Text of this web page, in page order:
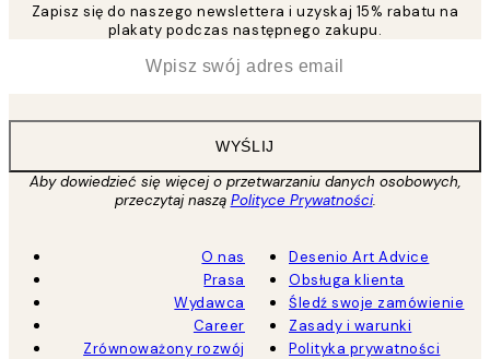
Zapisz się do naszego newslettera i uzyskaj 15% rabatu na
plakaty podczas następnego zakupu.
WYŚLIJ
Aby dowiedzieć się więcej o przetwarzaniu danych osobowych,
przeczytaj naszą Polityce Prywatności.
O nas
Prasa
Wydawca
Career
Zrównoważony rozwój
Desenio Art Advice
Obsługa klienta
Śledź swoje zamówienie
Zasady i warunki
Polityka prywatności